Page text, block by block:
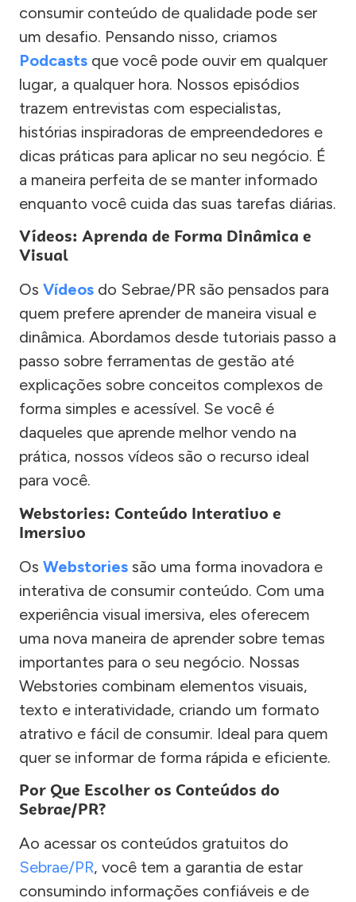
consumir conteúdo de qualidade pode ser
um desafio. Pensando nisso, criamos
Podcasts que você pode ouvir em qualquer
lugar, a qualquer hora. Nossos episódios
trazem entrevistas com especialistas,
histórias inspiradoras de empreendedores e
dicas práticas para aplicar no seu negócio. É
a maneira perfeita de se manter informado
enquanto você cuida das suas tarefas diárias.
Vídeos: Aprenda de Forma Dinâmica e
Visual
Os Vídeos do Sebrae/PR são pensados para
quem prefere aprender de maneira visual e
dinâmica. Abordamos desde tutoriais passo a
passo sobre ferramentas de gestão até
explicações sobre conceitos complexos de
forma simples e acessível. Se você é
daqueles que aprende melhor vendo na
prática, nossos vídeos são o recurso ideal
para você.
Webstories: Conteúdo Interativo e
Imersivo
Os Webstories são uma forma inovadora e
interativa de consumir conteúdo. Com uma
experiência visual imersiva, eles oferecem
uma nova maneira de aprender sobre temas
importantes para o seu negócio. Nossas
Webstories combinam elementos visuais,
texto e interatividade, criando um formato
atrativo e fácil de consumir. Ideal para quem
quer se informar de forma rápida e eficiente.
Por Que Escolher os Conteúdos do
Sebrae/PR?
Ao acessar os conteúdos gratuitos do
Sebrae/PR, você tem a garantia de estar
consumindo informações confiáveis e de